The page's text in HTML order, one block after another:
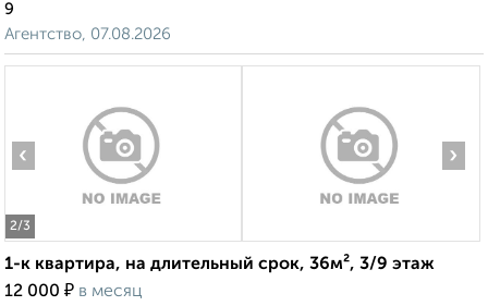
9
Агентство, 07.08.2026
2/3
‹ ›
1-к квартира, на длительный срок, 36м², 3/9 этаж
12 000 ₽ в месяц